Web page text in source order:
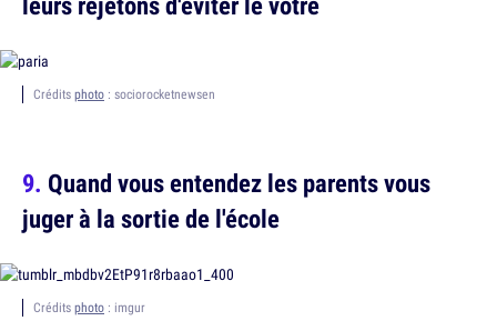
Crédits photo : sociorocketnewsen
Quand vous entendez les parents vous
juger à la sortie de l'école
Crédits photo : imgur